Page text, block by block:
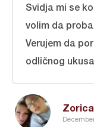
Svidja mi se
volim da
Verujem da
odličnog